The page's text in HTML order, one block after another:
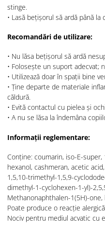
stinge.
• Lasă bețișorul să ardă până
Recomandări de utilizare:
• Nu lăsa bețișorul să ardă
• Folosește un suport adecvat;
• Utilizează doar în spații bine
• Ține departe de materiale
căldură.
• Evită contactul cu pielea și
• A nu se lăsa la îndemâna
Informații reglementare:
Conține: coumarin, iso-E-
hexanol, cashmeran, acetic
1,5,10-trimethyl-1,5,9-
dimethyl-1-cyclohexen-1-yl)-
Methanonaphthalen-1(5H)-
Poate produce o reacție
Nociv pentru mediul acvatic cu